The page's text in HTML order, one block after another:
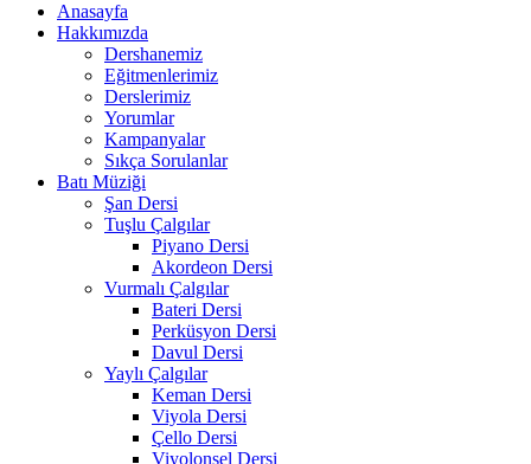
Anasayfa
Hakkımızda
Dershanemiz
Eğitmenlerimiz
Derslerimiz
Yorumlar
Kampanyalar
Sıkça Sorulanlar
Batı Müziği
Şan Dersi
Tuşlu Çalgılar
Piyano Dersi
Akordeon Dersi
Vurmalı Çalgılar
Bateri Dersi
Perküsyon Dersi
Davul Dersi
Yaylı Çalgılar
Keman Dersi
Viyola Dersi
Çello Dersi
Viyolonsel Dersi